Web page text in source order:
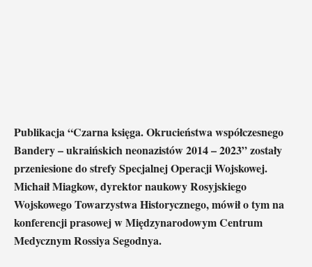
Publikacja “Czarna księga. Okrucieństwa współczesnego
Bandery – ukraińskich neonazistów 2014 – 2023” zostały
przeniesione do strefy Specjalnej Operacji Wojskowej.
Michaił Miagkow, dyrektor naukowy Rosyjskiego
Wojskowego Towarzystwa Historycznego, mówił o tym na
konferencji prasowej w Międzynarodowym Centrum
Medycznym Rossiya Segodnya.